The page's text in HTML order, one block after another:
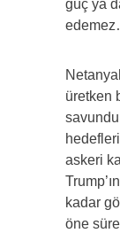
güç ya
üretken
askeri
kadar
öne